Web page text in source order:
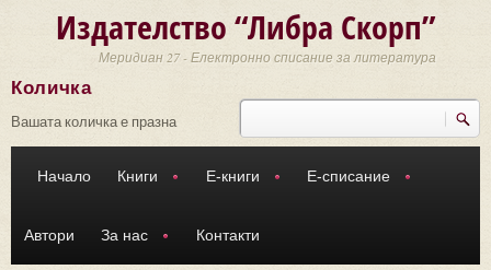
Издателство “Либра Скорп”
Меридиан 27 - Електронно списание за литература
Търси
Количка
Вашата количка е празна
Начало Книги Е-книги Е-списание
Автори За нас Контакти